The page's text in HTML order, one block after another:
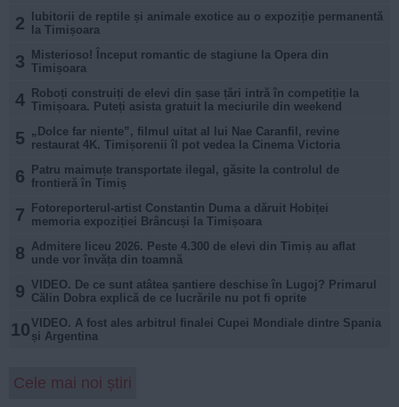
2
Iubitorii de reptile și animale exotice au o expoziție permanentă
la Timișoara
3
Misterioso! Început romantic de stagiune la Opera din
Timișoara
4
Roboți construiți de elevi din șase țări intră în competiție la
Timișoara. Puteți asista gratuit la meciurile din weekend
5 „Dolce far niente”, filmul uitat al lui Nae Caranfil, revine
restaurat 4K. Timișorenii îl pot vedea la Cinema Victoria
6
Patru maimuțe transportate ilegal, găsite la controlul de
frontieră în Timiș
7
Fotoreporterul-artist Constantin Duma a dăruit Hobiței
memoria expoziției Brâncuși la Timișoara
8 Admitere liceu 2026. Peste 4.300 de elevi din Timiș au aflat
unde vor învăța din toamnă
9 VIDEO. De ce sunt atâtea șantiere deschise în Lugoj? Primarul
Călin Dobra explică de ce lucrările nu pot fi oprite
10VIDEO. A fost ales arbitrul finalei Cupei Mondiale dintre Spania
și Argentina
Cele mai noi știri